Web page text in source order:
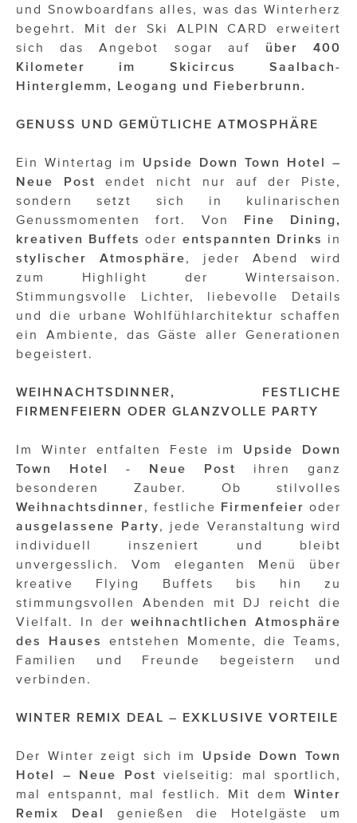
TOG Studio
Upside Down Town Hotel – Neue Post
VieSFF – Vienna Spanish Film Festival
und Snowboardfans alles, was das Winterherz
begehrt. Mit der Ski ALPIN CARD erweitert
sich das Angebot sogar auf über 400
Kilometer im Skicircus Saalbach-
Hinterglemm, Leogang und Fieberbrunn.
GENUSS UND GEMÜTLICHE ATMOSPHÄRE
Ein Wintertag im
Upside Down Town Hotel –
Neue Post endet nicht nur auf der Piste,
sondern setzt sich in kulinarischen
Genussmomenten fort. Von Fine Dining,
kreativen Buffets oder entspannten Drinks in
stylischer Atmosphäre
, jeder Abend wird
zum Highlight der Wintersaison.
Stimmungsvolle Lichter, liebevolle Details
und die urbane Wohlfühlarchitektur schaffen
ein Ambiente, das Gäste aller Generationen
begeistert.
WEIHNACHTSDINNER, FESTLICHE
FIRMENFEIERN ODER GLANZVOLLE PARTY
Im Winter entfalten Feste im Upside Down
Town Hotel - Neue Post
ihren ganz
besonderen Zauber. Ob stilvolles
Weihnachtsdinner
, festliche Firmenfeier oder
ausgelassene Party , jede Veranstaltung wird
individuell inszeniert und bleibt
unvergesslich. Vom eleganten Menü über
kreative Flying Buffets bis hin zu
stimmungsvollen Abenden mit DJ reicht die
Vielfalt. In derweihnachtlichen Atmosphäre
des Hauses
entstehen Momente, die Teams,
Familien und Freunde begeistern und
verbinden.
WINTER REMIX DEAL – EXKLUSIVE VORTEILE
Der Winter zeigt sich im Upside Down Town
Hotel – Neue Post vielseitig: mal sportlich,
mal entspannt, mal festlich. Mit dem Winter
Remix Deal
genießen die Hotelgäste um